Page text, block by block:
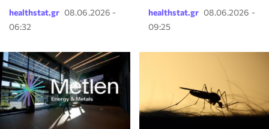
healthstat.gr 08.06.2026 -
06:32
healthstat.gr 08.06.2026 -
09:25